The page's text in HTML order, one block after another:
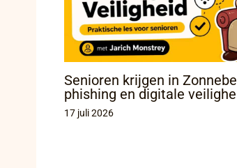
Senioren krijgen in
phishing en digitale
17 juli 2026